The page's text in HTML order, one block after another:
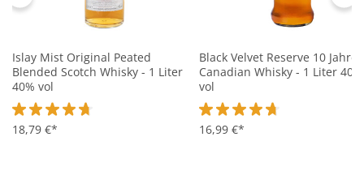
Islay Mist Original Peated
Blended Scotch Whisky - 1 Liter
40% vol
Durchschnittliche Bewertung von 4.8 von 5 Sternen
18,79 €*
Black Velvet Reserve 10 Jahre
Canadian Whisky - 1 Liter 40%
vol
Durchschnittliche
16,99 €*